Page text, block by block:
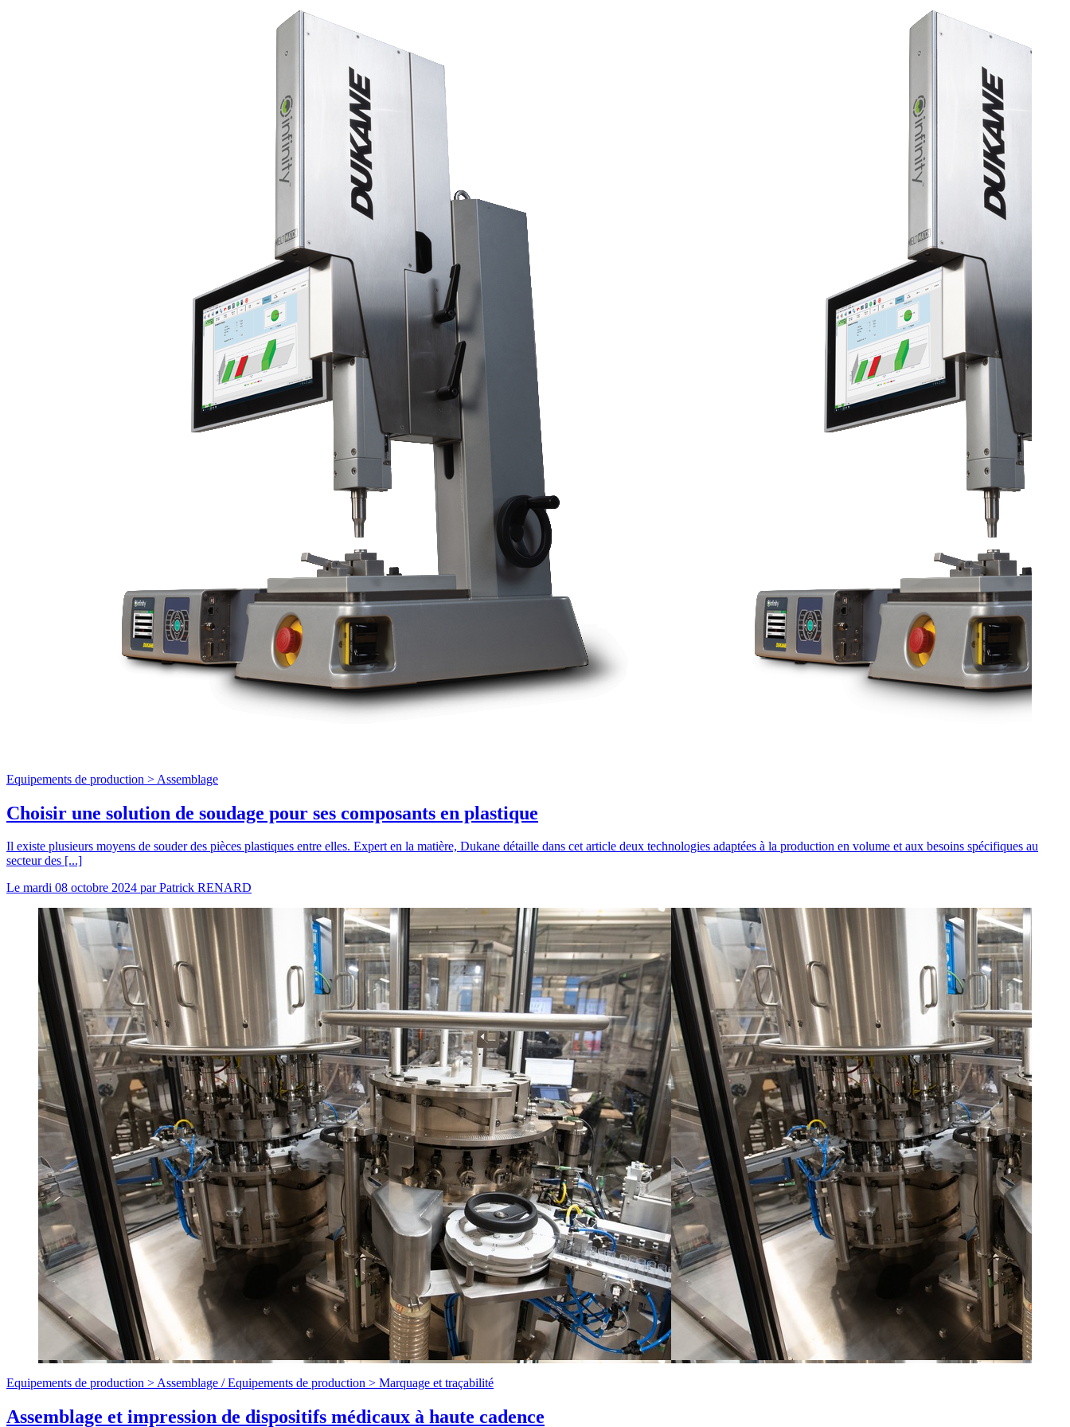
Equipements de production > Assemblage
Choisir une solution de soudage pour ses composants en plastique
Il existe plusieurs moyens de souder des pièces plastiques entre elles. Expert en la matière, Dukane détaille dans cet article deux technologies adaptées à la production en volume et aux besoins spécifiques au
secteur des [...]
Le mardi 08 octobre 2024 parPatrick RENARD
Equipements de production >Assemblage /Equipements de production > Marquage et traçabilité
Assemblage et impression de dispositifs médicaux à haute cadence